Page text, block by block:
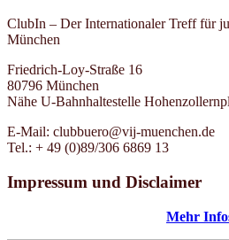
ClubIn – Der Internationaler Treff für
München
Friedrich-Loy-Straße 16
80796 München
Nähe U-Bahnhaltestelle
E-Mail: clubbuero@vij-muenchen.de
Tel.: + 49 (0)89/306 6869 13
Impressum und Disclaimer
Mehr